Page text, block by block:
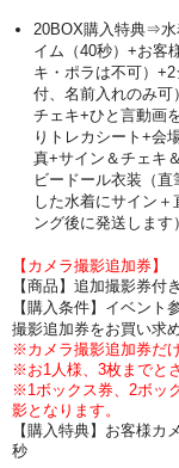
20BOX購入特典⇒水
イム（40秒）+お客
キ・ポラは不可）
付、名前入れのみ
チェキ+ひと言動画
りトレカシート+会
真+サイン＆チェキ
ビードール衣装（
した水着にサイン
ング後に発送します）
【カメラ撮影追加券】
【商品】追加撮影券付
【購入条件】イベント
撮影追加券をお買い求
※カメラ撮影追加券だ
※お1人様、3枚までと
※1ボックス券、2ボッ
影となります。
【購入特典】お客様
秒